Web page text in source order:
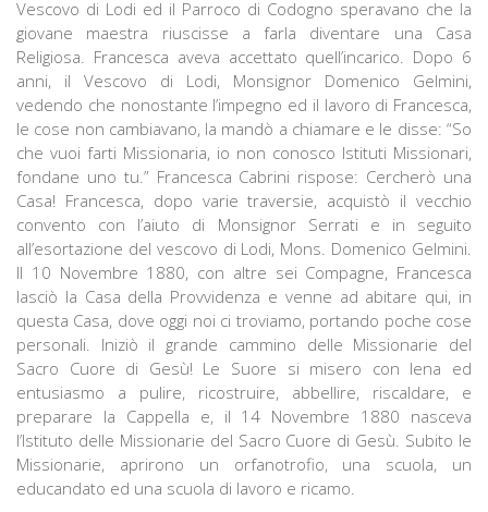
Vescovo di Lodi ed il Parroco di Codogno speravano che la
giovane maestra riuscisse a farla diventare una Casa
Religiosa. Francesca aveva accettato quell’incarico. Dopo 6
anni, il Vescovo di Lodi, Monsignor Domenico Gelmini,
vedendo che nonostante l’impegno ed il lavoro di Francesca,
le cose non cambiavano, la mandò a chiamare e le disse: “So
che vuoi farti Missionaria, io non conosco Istituti Missionari,
fondane uno tu.” Francesca Cabrini rispose: Cercherò una
Casa! Francesca, dopo varie traversie, acquistò il vecchio
convento con l’aiuto di Monsignor Serrati e in seguito
all’esortazione del vescovo di Lodi, Mons. Domenico Gelmini.
Il 10 Novembre 1880, con altre sei Compagne, Francesca
lasciò la Casa della Provvidenza e venne ad abitare qui, in
questa Casa, dove oggi noi ci troviamo, portando poche cose
personali. Iniziò il grande cammino delle Missionarie del
Sacro Cuore di Gesù! Le Suore si misero con lena ed
entusiasmo a pulire, ricostruire, abbellire, riscaldare, e
preparare la Cappella e, il 14 Novembre 1880 nasceva
l’Istituto delle Missionarie del Sacro Cuore di Gesù. Subito le
Missionarie, aprirono un orfanotrofio, una scuola, un
educandato ed una scuola di lavoro e ricamo.